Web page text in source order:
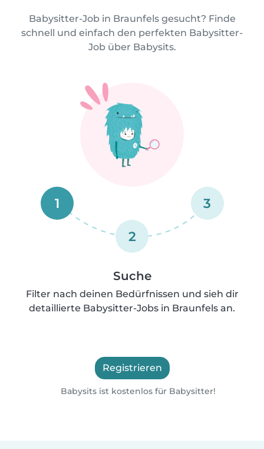
Babysitter-Job in Braunfels gesucht? Finde
schnell und einfach den perfekten Babysitter-
Job über Babysits.
1
2
3
Suche
Filter nach deinen Bedürfnissen und sieh dir
detaillierte Babysitter-Jobs in Braunfels an.
Registrieren
Babysits ist kostenlos für Babysitter!